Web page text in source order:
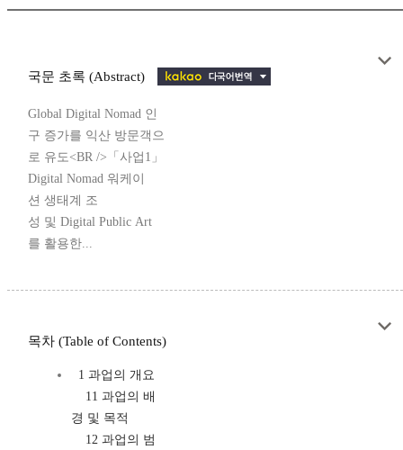
국문 초록 (Abstract)
Global Digital Nomad 인
구 증가를 익산 방문객으
로 유도<BR />「사업1」
Digital Nomad 워케이
션 생태계 조
성 및 Digital Public Art
를 활용한...
목차 (Table of Contents)
1 과업의 개요
11 과업의 배
경 및 목적
12 과업의 범